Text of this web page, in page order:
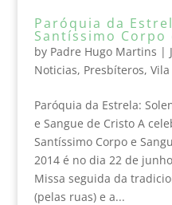
Paróquia da
Santíssimo Corpo
by Padre Hugo Martins |
Noticias, Presbíteros, Vila
Paróquia da Estrela:
e Sangue de Cristo A
Santíssimo Corpo e
2014 é no dia 22 de
Missa seguida da
(pelas ruas) e a...